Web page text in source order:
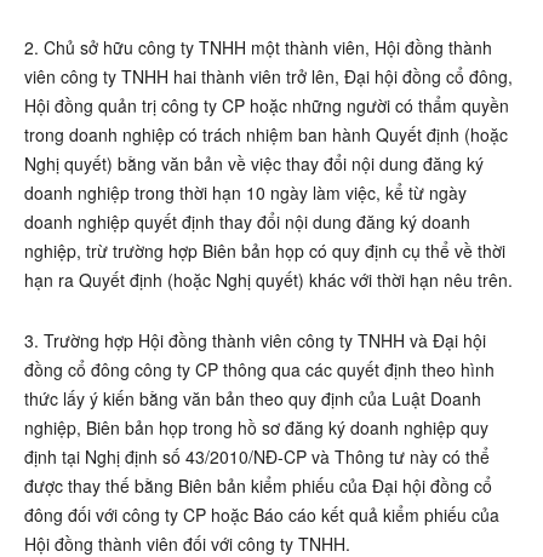
2. Chủ sở hữu công ty TNHH một thành viên, Hội đồng thành
viên công ty TNHH hai thành viên trở lên, Đại hội đồng cổ đông,
Hội đồng quản trị công ty CP hoặc những người có thẩm quyền
trong doanh nghiệp có trách nhiệm ban hành Quyết định (hoặc
Nghị quyết) bằng văn bản về việc thay đổi nội dung đăng ký
doanh nghiệp trong thời hạn 10 ngày làm việc, kể từ ngày
doanh nghiệp quyết định thay đổi nội dung đăng ký doanh
nghiệp, trừ trường hợp Biên bản họp có quy định cụ thể về thời
hạn ra Quyết định (hoặc Nghị quyết) khác với thời hạn nêu trên.
3. Trường hợp Hội đồng thành viên công ty TNHH và Đại hội
đồng cổ đông công ty CP thông qua các quyết định theo hình
thức lấy ý kiến bằng văn bản theo quy định của Luật Doanh
nghiệp, Biên bản họp trong hồ sơ đăng ký doanh nghiệp quy
định tại Nghị định số 43/2010/NĐ-CP và Thông tư này có thể
được thay thế bằng Biên bản kiểm phiếu của Đại hội đồng cổ
đông đối với công ty CP hoặc Báo cáo kết quả kiểm phiếu của
Hội đồng thành viên đối với công ty TNHH.